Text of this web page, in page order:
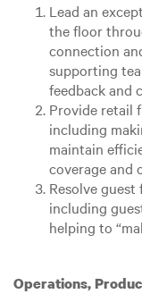
Lead an
the floor
connection
supporting
feedback and
Provide retail
including
maintain
coverage and
Resolve guest
including
helping to
Operations,